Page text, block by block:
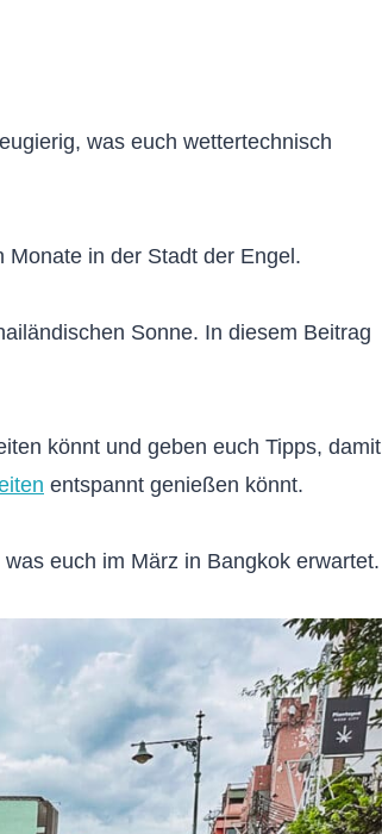
was euch wettertechnisch
in der Stadt der Engel.
Sonne. In diesem Beitrag
könnt und geben euch Tipps, damit
entspannt genießen könnt.
euch im März in Bangkok erwartet.